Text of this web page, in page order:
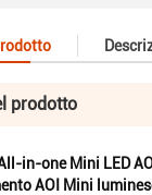
prodotto
in-one Mini LED
AOI Mini